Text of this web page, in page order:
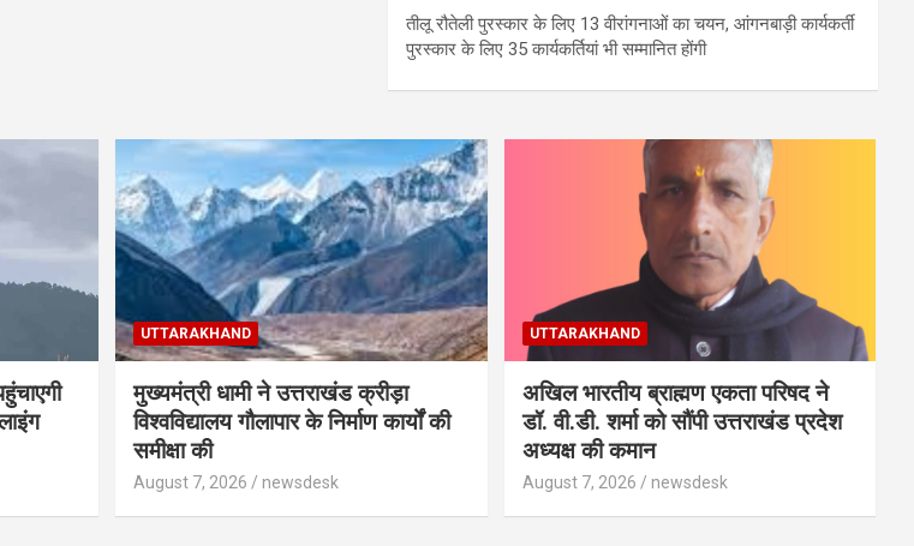
तीलू रौतेली पुरस्कार के लिए 13 वीरांगनाओं का चयन, आंगनबाड़ी कार्यकर्ती
पुरस्कार के लिए 35 कार्यकर्तियां भी सम्मानित होंगी
UTTARAKHAND
मुख्यमंत्री धामी ने उत्तराखंड क्रीड़ा
विश्वविद्यालय गौलापार के निर्माण कार्यों की
समीक्षा की
August 7, 2026 newsdesk
UTTARAKHAND
अखिल भारतीय ब्राह्मण एकता परिषद ने
डॉ. वी.डी. शर्मा को सौंपी उत्तराखंड प्रदेश
अध्यक्ष की कमान
August 7, 2026 newsdesk